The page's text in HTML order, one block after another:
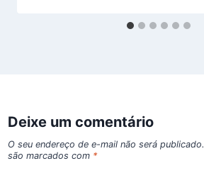
Deixe um comentário
O seu endereço de e-mail não será publicado.
são marcados com *